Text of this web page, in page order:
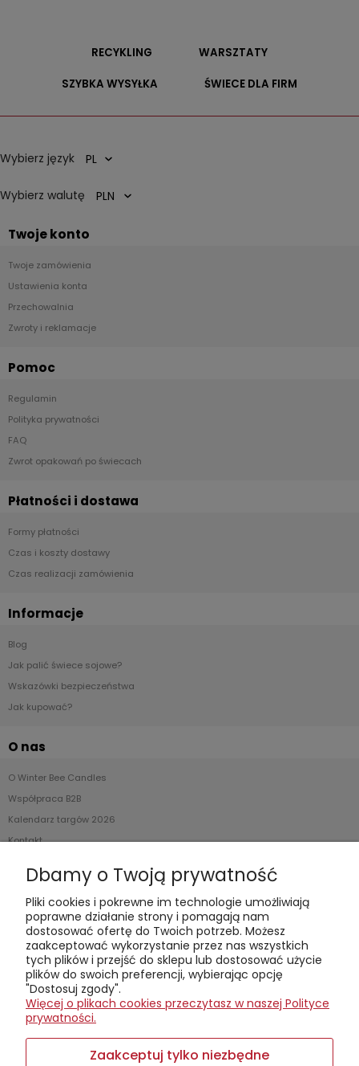
RECYKLING WARSZTATY
SZYBKA WYSYŁKA ŚWIECE DLA FIRM
Wybierz język
Wybierz walutę
Twoje konto
Twoje zamówienia
Ustawienia konta
Przechowalnia
Zwroty i reklamacje
Pomoc
Regulamin
Polityka prywatności
FAQ
Zwrot opakowań po świecach
Płatności i dostawa
Formy płatności
Czas i koszty dostawy
Czas realizacji zamówienia
Informacje
Blog
Jak palić świece sojowe?
Wskazówki bezpieczeństwa
Jak kupować?
O nas
O Winter Bee Candles
Współpraca B2B
Kalendarz targów 2026
Kontakt
Kontakt telefoniczny (od poniedziałku do soboty, w
godzinach 8:00-18:00):+48608044970
Kontakt mailowy:sklep@winterbee.pl
Winter Bee Candles
– mała firma z wielkim nosem do zapachów. Tworzymy świece,
woski i dyfuzory z czystego wosku sojowego, ręcznie i lokalnie.
Stawiamy na recykling, zrównoważony rozwój i opowieści
zamknięte w aromatach. Zapraszamy na warsztaty tworzenia
świec w kameralnych, pięcioosobowych grupach – pachnie
tam lepiej niż na niejednym spotkaniu networkingowym.
Sklep prowadzimyonline, a jeśli woliszosobiście odebrać
zamówienie, zadzwoń wcześniej– może akurat jesteśmy
Dbamy o Twoją prywatność
Pliki cookies i pokrewne im technologie umożliwiają
poprawne działanie strony i pomagają nam
dostosować ofertę do Twoich potrzeb. Możesz
zaakceptować wykorzystanie przez nas wszystkich
tych plików i przejść do sklepu lub dostosować użycie
plików do swoich preferencji, wybierając opcję
"Dostosuj zgody".
Więcej o plikach cookies przeczytasz w naszej Polityce
prywatności.
Zaakceptuj tylko niezbędne